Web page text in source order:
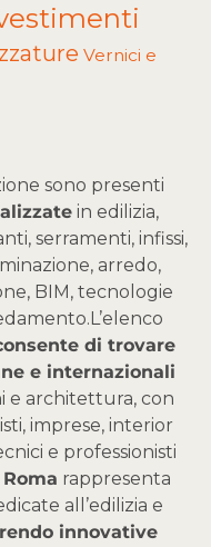
Vernici e
sono presenti
in edilizia,
serramenti, infissi,
arredo,
BIM, tecnologie
L’elenco
di trovare
e internazionali
e architettura, con
imprese, interior
e professionisti
rappresenta
all’edilizia e
innovative